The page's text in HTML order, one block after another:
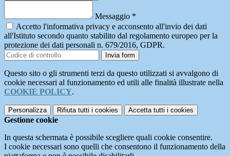
Messaggio *
Accetto l'informativa privacy e acconsento all'invio dei dati
all'Istituto secondo quanto stabilito dal regolamento europeo per la
protezione dei dati personali n. 679/2016, GDPR.
Invia form
Questo sito o gli strumenti terzi da questo utilizzati si avvalgono di
cookie necessari al funzionamento ed utili alle finalità illustrate nella
COOKIE POLICY.
Personalizza Rifiuta tutti i cookies Accetta tutti i cookies
Gestione cookie
In questa schermata è possibile scegliere quali cookie consentire.
I cookie necessari sono quelli che consentono il funzionamento della